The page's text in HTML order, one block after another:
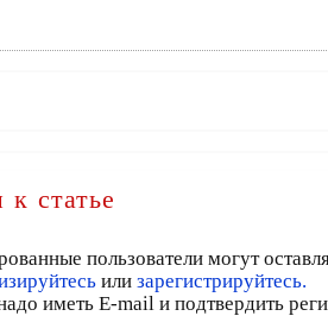
статье
пользователи могут
или зарегистрируйтесь.
иметь E-mail и подтвердить